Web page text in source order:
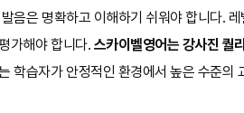
음은 명확하고 이해하기 쉬워야 합니다.
가해야 합니다. 스카이벨영어는 강사진 퀄
학습자가 안정적인 환경에서 높은 수준의